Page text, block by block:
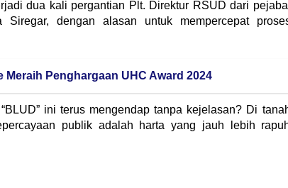
dua kali pergantian Plt. Direktur RSUD dari
dengan alasan untuk mempercepat
Penghargaan UHC Award 2024
ini terus mengendap tanpa kejelasan? Di
publik adalah harta yang jauh lebih